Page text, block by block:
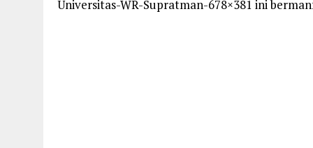
Universitas-WR-Supratman-678×381 ini